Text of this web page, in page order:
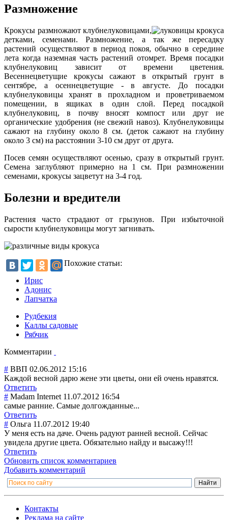
Размножение
Крокусы размножают клубнелуковицами,
детками, семенами. Размножение, а так же пересадку
растений осуществляют в период покоя, обычно в середине
лета когда наземная часть растений отомрет. Время посадки
клубнелуковиц зависит от времени цветения.
Весеннецветущие крокусы сажают в открытый грунт в
сентябре, а осеннецветущие - в августе. До посадки
клубнелуковицы хранят в прохладном и проветриваемом
помещении, в ящиках в один слой. Перед посадкой
клубнелуковиц, в почву вносят компост или друг ие
органические удобрения (не свежий навоз). Клубнелуковицы
сажают на глубину около 8 см. (деток сажают на глубину
около 3 см) на расстоянии 3-10 см друг от друга.
Посев семян осуществляют осенью, сразу в открытый грунт.
Семена заглубляют примерно на 1 см. При размножении
семенами, крокусы зацветут на 3-4 год.
Болезни и вредители
Растения часто страдают от грызунов. При избыточной
сырости клубнелуковицы могут загнивать.
Похожие статьи:
Ирис
Адонис
Лапчатка
Рудбекия
Каллы садовые
Рябчик
Комментарии
# ВВП 02.06.2012 15:16
Каждой весной дарю жене эти цветы, они ей очень нравятся.
Ответить
# Madam Internet 11.07.2012 16:54
самые ранние. Самые долгожданные...
Ответить
# Ольга 11.07.2012 19:40
У меня есть на даче. Очень радуют ранней весной. Сейчас
увидела другие цвета. Обязательно найду и высажу!!!
Ответить
Обновить список комментариев
Добавить комментарий
Контакты
Реклама на сайте